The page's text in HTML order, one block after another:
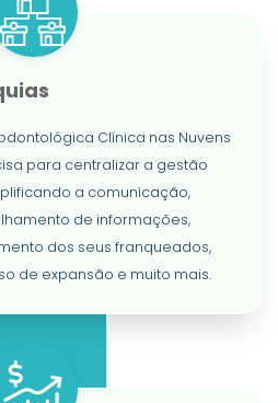
Clínica nas Nuvens
para centralizar a gestão
a comunicação,
de informações,
dos seus franqueados,
de expansão e muito mais.